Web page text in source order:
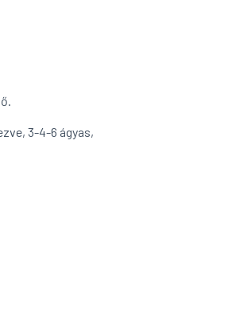
3-4-6 ágyas,